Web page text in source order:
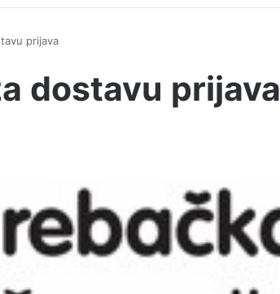
prijava
dostavu prijava